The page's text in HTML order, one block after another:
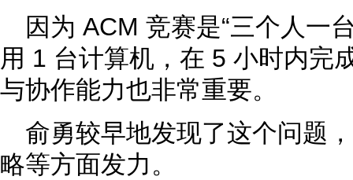
因为 ACM 竞赛是“三个人
用 1 台计算机，在 5 小时内完
与协作能力也非常重要。
俞勇较早地发现了这个问题
略等方面发力。